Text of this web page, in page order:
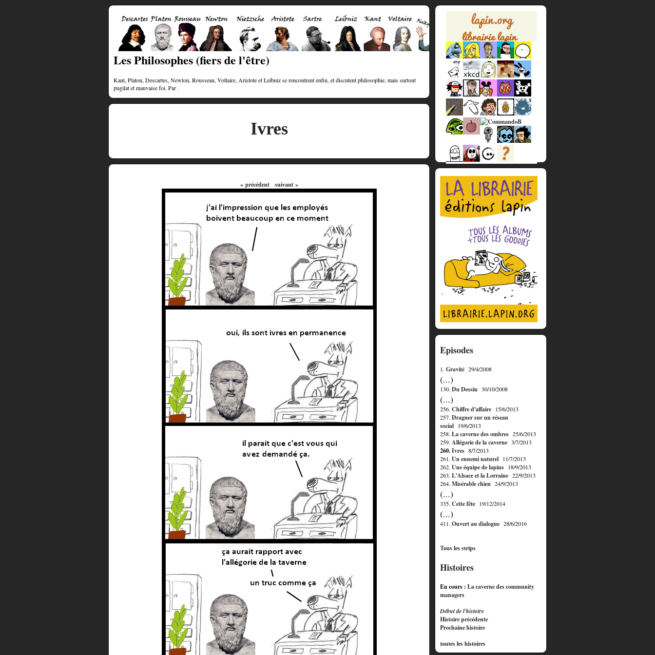
Les Philosophes (fiers de l'être)
Kant, Platon, Descartes, Newton, Rousseau, Voltaire, Aristote et Leibniz se rencontrent enfin, et discutent philosophie, mais surtout
pugilat et mauvaise foi. Par .
Ivres
« précédent suivant »
Episodes
1. Gravité 29/4/2008
(...)
130. Du Dessin 30/10/2008
(...)
256. Chiffre d'affaire 15/6/2013
257. Draguer sur un réseau
social 19/6/2013
258. La caverne des ombres 25/6/2013
259. Allégorie de la caverne 3/7/2013
260.Ivres 8/7/2013
261. Un ennemi naturel 11/7/2013
262. Une équipe de lapins 18/9/2013
263. L'Alsace et la Lorraine 22/9/2013
264. Misérable chien 24/9/2013
(...)
335. Cette fête 19/12/2014
(...)
411. Ouvert au dialogue 28/6/2016
Tous les strips
Histoires
En cours : La caverne des community
managers
Début de l'histoire
Histoire précédente
Prochaine histoire
toutes les histoires